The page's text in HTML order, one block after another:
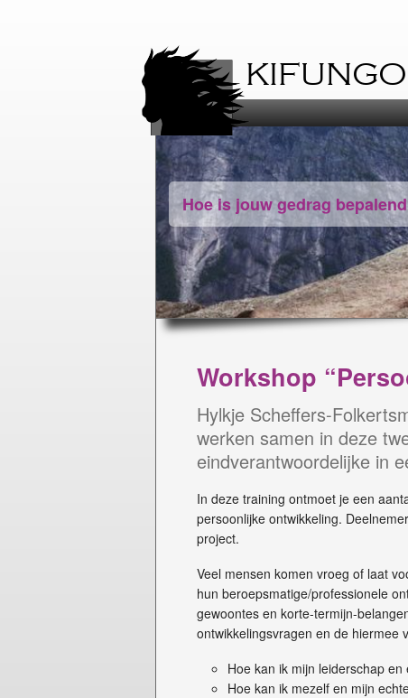
KIFUNGO
Hoe is jouw gedrag
Workshop
Hylkje Scheffers-
werken samen in deze
eindverantwoordelijke in
In deze training ontmoet je een
persoonlijke ontwikkeling.
project.
Veel mensen komen vroeg of laat
hun beroepsmatige/professionele
gewoontes en korte-termijn-
ontwikkelingsvragen en de hiermee
Hoe kan ik mijn leiderschap
Hoe kan ik mezelf en mijn